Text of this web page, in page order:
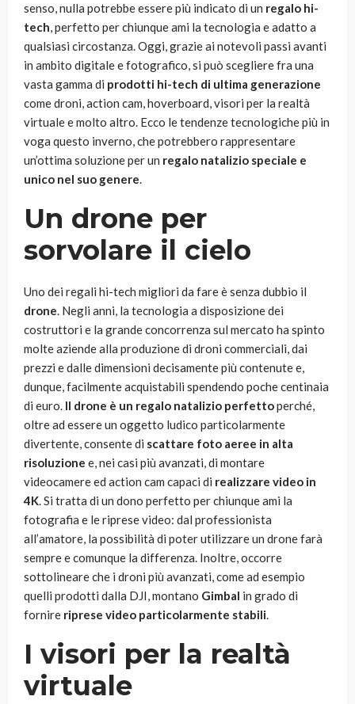
senso, nulla potrebbe essere più indicato di un regalo hi-
tech, perfetto per chiunque ami la tecnologia e adatto a
qualsiasi circostanza. Oggi, grazie ai notevoli passi avanti
in ambito digitale e fotografico, si può scegliere fra una
vasta gamma di prodotti hi-tech di ultima generazione
come droni, action cam, hoverboard, visori per la realtà
virtuale e molto altro. Ecco le tendenze tecnologiche più in
voga questo inverno, che potrebbero rappresentare
un’ottima soluzione per un regalo natalizio speciale e
unico nel suo genere.
Un drone per
sorvolare il cielo
Uno dei regali hi-tech migliori da fare è senza dubbio il
drone. Negli anni, la tecnologia a disposizione dei
costruttori e la grande concorrenza sul mercato ha spinto
molte aziende alla produzione di droni commerciali, dai
prezzi e dalle dimensioni decisamente più contenute e,
dunque, facilmente acquistabili spendendo poche centinaia
di euro. Il drone è un regalo natalizio perfettoperché,
oltre ad essere un oggetto ludico particolarmente
divertente, consente di scattare foto aeree in alta
risoluzione e, nei casi più avanzati, di montare
videocamere ed action cam capaci di realizzare video in
4K. Si tratta di un dono perfetto per chiunque ami la
fotografia e le riprese video: dal professionista
all’amatore, la possibilità di poter utilizzare un drone farà
sempre e comunque la differenza. Inoltre, occorre
sottolineare che i droni più avanzati, come ad esempio
quelli prodotti dalla DJI, montano Gimbal in grado di
fornire riprese video particolarmente stabili.
I visori per la realtà
virtuale